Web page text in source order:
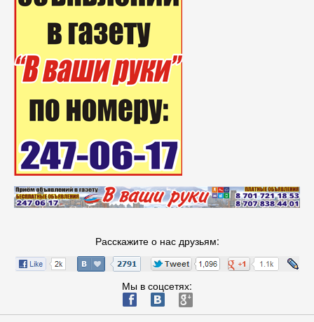
Расскажите о нас друзьям:
Мы в соцсетях:
ä æ è